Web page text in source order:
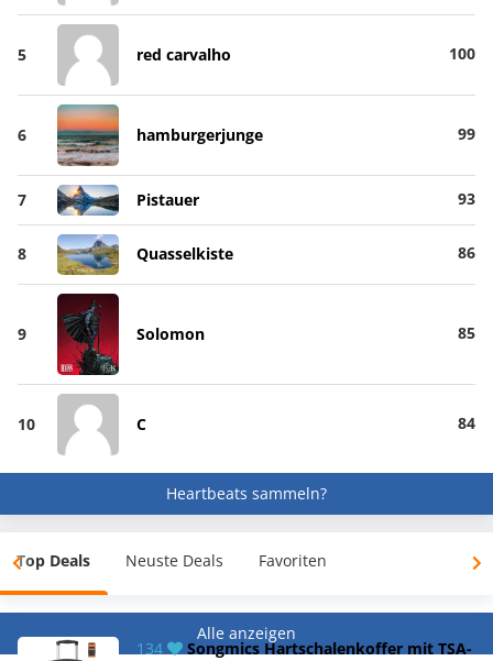
5 red carvalho 100
6 hamburgerjunge 99
7 Pistauer 93
8 Quasselkiste 86
9 Solomon 85
10 C 84
Heartbeats sammeln?
Top Deals Neuste Deals Favoriten
Alle anzeigen
134
Songmics Hartschalenkoffer mit TSA-